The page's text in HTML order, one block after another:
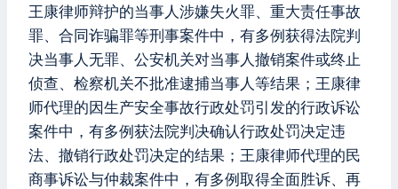
王康律师辩护的当事人涉嫌失火罪、重大责任事故
罪、合同诈骗罪等刑事案件中，有多例获得法院判
决当事人无罪、公安机关对当事人撤销案件或终止
侦查、检察机关不批准逮捕当事人等结果；王康律
师代理的因生产安全事故行政处罚引发的行政诉讼
案件中，有多例获法院判决确认行政处罚决定违
法、撤销行政处罚决定的结果；王康律师代理的民
商事诉讼与仲裁案件中，有多例取得全面胜诉、再